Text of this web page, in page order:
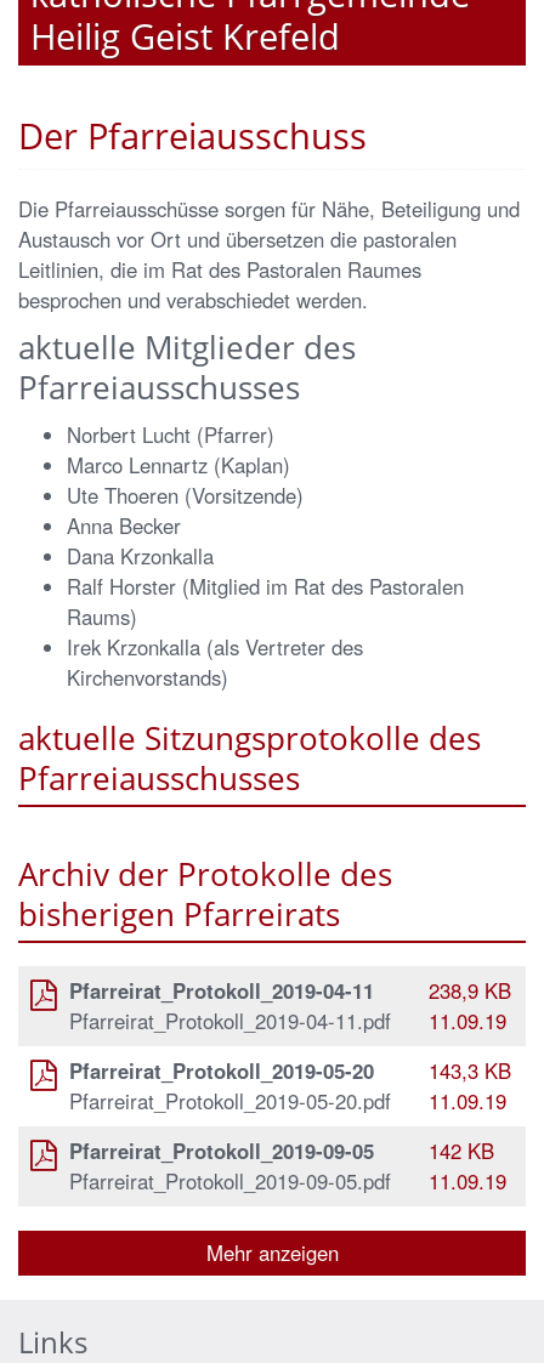
Heilig Geist Krefeld
Der Pfarreiausschuss
Die Pfarreiausschüsse sorgen für Nähe, Beteiligung und
Austausch vor Ort und übersetzen die pastoralen
Leitlinien, die im Rat des Pastoralen Raumes
besprochen und verabschiedet werden.
aktuelle Mitglieder des
Pfarreiausschusses
Norbert Lucht (Pfarrer)
Marco Lennartz (Kaplan)
Ute Thoeren (Vorsitzende)
Anna Becker
Dana Krzonkalla
Ralf Horster (Mitglied im Rat des Pastoralen
Raums)
Irek Krzonkalla (als Vertreter des
Kirchenvorstands)
aktuelle Sitzungsprotokolle des
Pfarreiausschusses
Archiv der Protokolle des
bisherigen Pfarreirats
Pfarreirat_Protokoll_2019-04-11
Pfarreirat_Protokoll_2019-04-11.pdf
238,9 KB
11.09.19
Pfarreirat_Protokoll_2019-05-20
Pfarreirat_Protokoll_2019-05-20.pdf
143,3 KB
11.09.19
Pfarreirat_Protokoll_2019-09-05
Pfarreirat_Protokoll_2019-09-05.pdf
142 KB
11.09.19
Mehr anzeigen
Links